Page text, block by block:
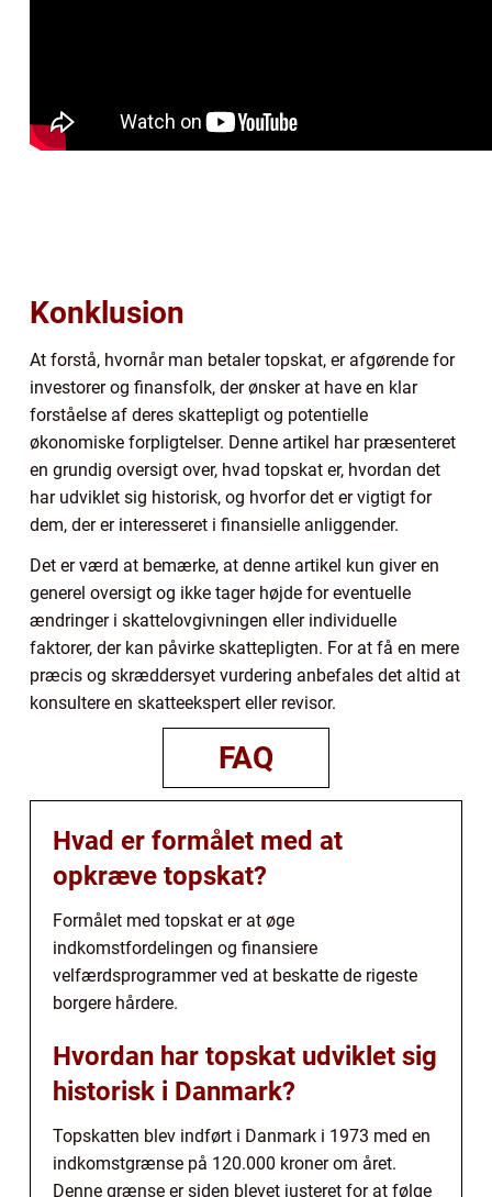
Konklusion
At forstå, hvornår man betaler topskat, er afgørende for
investorer og finansfolk, der ønsker at have en klar
forståelse af deres skattepligt og potentielle
økonomiske forpligtelser. Denne artikel har præsenteret
en grundig oversigt over, hvad topskat er, hvordan det
har udviklet sig historisk, og hvorfor det er vigtigt for
dem, der er interesseret i finansielle anliggender.
Det er værd at bemærke, at denne artikel kun giver en
generel oversigt og ikke tager højde for eventuelle
ændringer i skattelovgivningen eller individuelle
faktorer, der kan påvirke skattepligten. For at få en mere
præcis og skræddersyet vurdering anbefales det altid at
konsultere en skatteekspert eller revisor.
FAQ
Hvad er formålet med at
opkræve topskat?
Formålet med topskat er at øge
indkomstfordelingen og finansiere
velfærdsprogrammer ved at beskatte de rigeste
borgere hårdere.
Hvordan har topskat udviklet sig
historisk i Danmark?
Topskatten blev indført i Danmark i 1973 med en
indkomstgrænse på 120.000 kroner om året.
Denne grænse er siden blevet justeret for at følge